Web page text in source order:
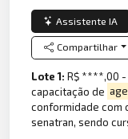
Assistente IA
Compartilhar
Lote 1:R$ ****,00 -
capacitação de
conformidade com
senatran, sendo